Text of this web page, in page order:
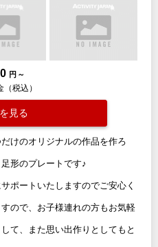
円 ～
（税込）
見る
けのオリジナルの作品を作ろ
形のプレートです♪
ポートいたしますのでご安心く
ので、お子様連れの方もお気軽
て、また思い出作りとしてもと